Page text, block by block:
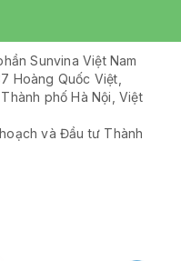
Sunvina Việt Nam
Hoàng Quốc Việt,
phố Hà Nội, Việt
và Đầu tư Thành